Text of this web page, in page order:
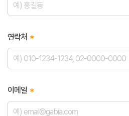
연락처
이메일